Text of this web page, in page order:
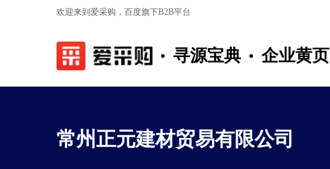
欢迎来到爱采购，百度旗下B2B平台
寻源宝典 企业黄页
常州正元建材贸易有限公司